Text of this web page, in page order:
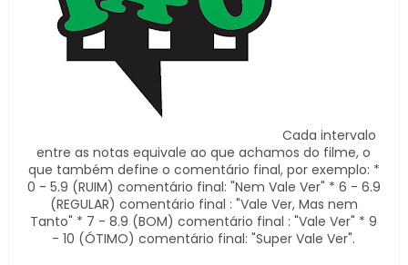
Cada intervalo
entre as notas equivale ao que achamos do filme, o
que também define o comentário final, por exemplo: *
0 - 5.9 (RUIM) comentário final: "Nem Vale Ver" * 6 - 6.9
(REGULAR) comentário final : "Vale Ver, Mas nem
Tanto" * 7 - 8.9 (BOM) comentário final : "Vale Ver" * 9
- 10 (ÓTIMO) comentário final: "Super Vale Ver".